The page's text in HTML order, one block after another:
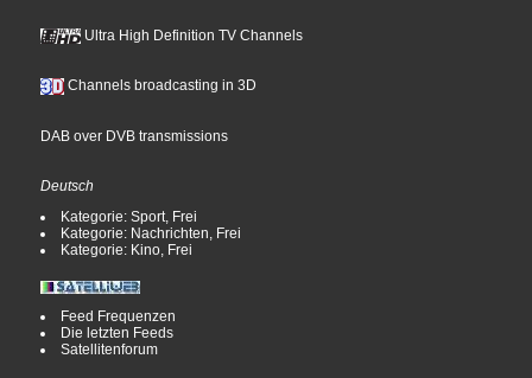
Ultra High Definition TV Channels
Channels broadcasting in 3D
DAB over DVB transmissions
Deutsch
Kategorie: Sport, Frei
Kategorie: Nachrichten, Frei
Kategorie: Kino, Frei
Feed Frequenzen
Die letzten Feeds
Satellitenforum